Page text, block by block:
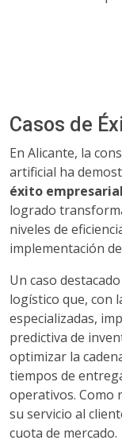
Casos de
En Alicante, la
artificial ha
éxito empresarial
logrado
niveles de
implementación
Un caso
logístico que, con
especializadas,
predictiva de
optimizar la
tiempos de
operativos. Como
su servicio al
cuota de mercado.